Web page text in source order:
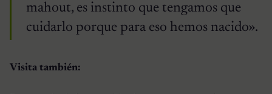
mahout, es instinto que tengamos que
cuidarlo porque para eso hemos nacido».
Visita también: